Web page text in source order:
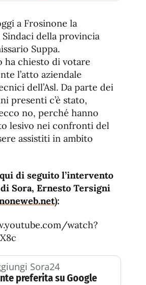
de
fuente
de
fuente.
a Frosinone la
della provincia
Suppa.
ha chiesto di votare
l’atto aziendale
dell’Asl. Da parte dei
presenti c’è stato,
no, perché hanno
lesivo nei confronti del
assistiti in ambito
di seguito l’intervento
Sora, Ernesto Tersigni
):
watch?
Sora24
preferita su Google